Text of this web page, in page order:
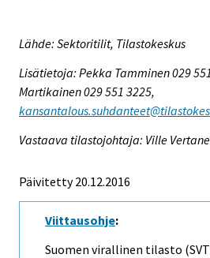
Lähde: Sektoritilit, Tilastokeskus
Lisätietoja: Pekka Tamminen 029
Martikainen 029 551 3225,
Vastaava tilastojohtaja: Ville
Päivitetty 20.12.2016
Viittausohje:
Suomen virallinen tilasto